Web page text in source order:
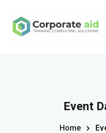
Event
Home
Sign in